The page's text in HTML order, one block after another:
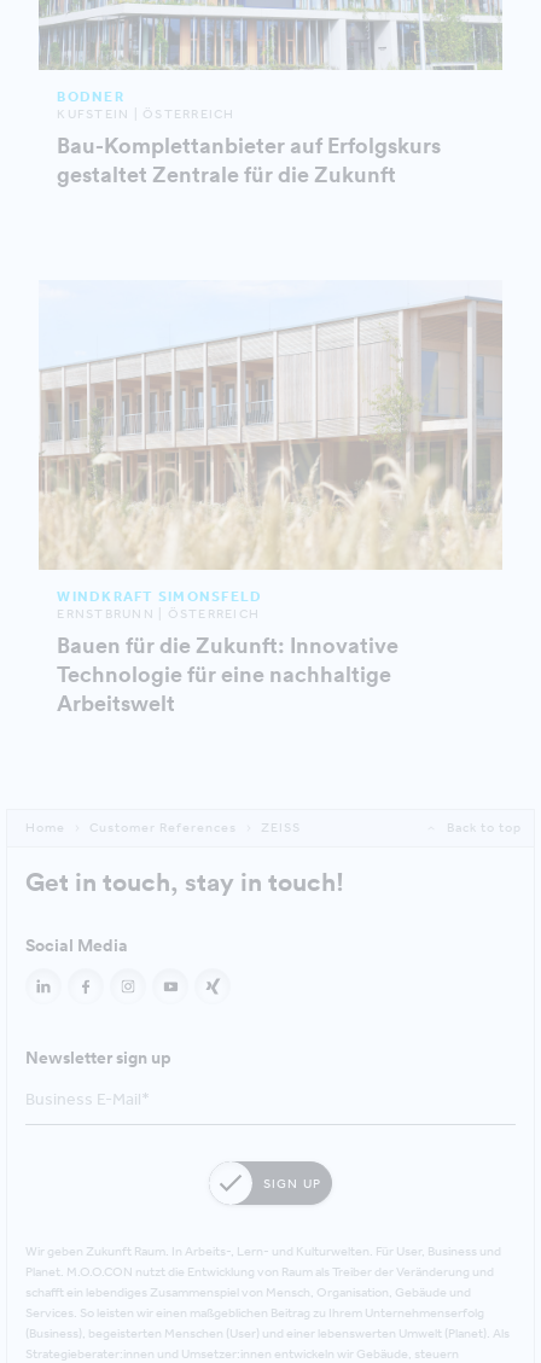
BODNER
KUFSTEIN | ÖSTERREICH
Bau-Komplettanbieter auf Erfolgskurs
gestaltet Zentrale für die Zukunft
WINDKRAFT SIMONSFELD
ERNSTBRUNN | ÖSTERREICH
Bauen für die Zukunft: Innovative
Technologie für eine nachhaltige
Arbeitswelt
Home Customer References ZEISS Back to top
Get in touch, stay in touch!
Social Media
Newsletter sign up
SIGN UP
Wir geben Zukunft Raum. In Arbeits-, Lern- und Kulturwelten. Für User, Business und
Planet. M.O.O.CON nutzt die Entwicklung von Raum als Treiber der Veränderung und
schafft ein lebendiges Zusammenspiel von Mensch, Organisation, Gebäude und
Services. So leisten wir einen maßgeblichen Beitrag zu Ihrem Unternehmenserfolg
(Business), begeisterten Menschen (User) und einer lebenswerten Umwelt (Planet). Als
Strategieberater:innen und Umsetzer:innen entwickeln wir Gebäude, steuern